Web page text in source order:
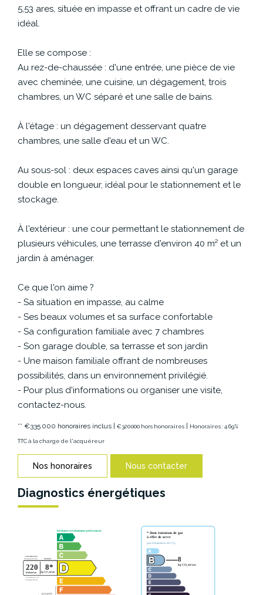
5,53 ares, située en impasse et offrant un cadre de vie
idéal.
Elle se compose :
Au rez-de-chaussée : d'une entrée, une pièce de vie
avec cheminée, une cuisine, un dégagement, trois
chambres, un WC séparé et une salle de bains.
À l'étage : un dégagement desservant quatre
chambres, une salle d'eau et un WC.
Au sous-sol : deux espaces caves ainsi qu'un garage
double en longueur, idéal pour le stationnement et le
stockage.
À l'extérieur : une cour permettant le stationnement de
plusieurs véhicules, une terrasse d'environ 40 m² et un
jardin à aménager.
Ce que l'on aime ?
- Sa situation en impasse, au calme
- Ses beaux volumes et sa surface confortable
- Sa configuration familiale avec 7 chambres
- Son garage double, sa terrasse et son jardin
- Une maison familiale offrant de nombreuses
possibilités, dans un environnement privilégié.
- Pour plus d'informations ou organiser une visite,
contactez-nous.
** €335 000 honoraires inclus | €320 000 hors honoraires | Honoraires : 4.69%
TTC à la charge de l'acquéreur
Nos honoraires Nous contacter
Diagnostics énergétiques